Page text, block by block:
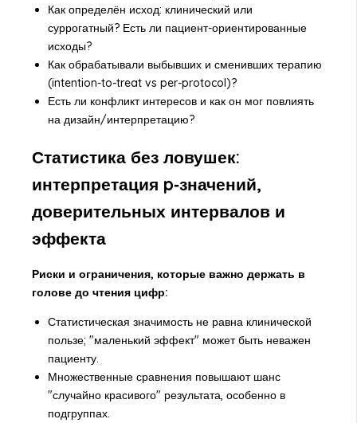
Как определён исход: клинический или
суррогатный? Есть ли пациент-ориентированные
исходы?
Как обрабатывали выбывших и сменивших терапию
(intention-to-treat vs per-protocol)?
Есть ли конфликт интересов и как он мог повлиять
на дизайн/интерпретацию?
Статистика без ловушек:
интерпретация p‑значений,
доверительных интервалов и
эффекта
Риски и ограничения, которые важно держать в
голове до чтения цифр:
Статистическая значимость не равна клинической
пользе; "маленький эффект" может быть неважен
пациенту.
Множественные сравнения повышают шанс
"случайно красивого" результата, особенно в
подгруппах.